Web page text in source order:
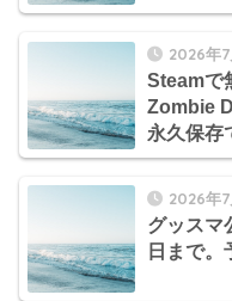
2026年7
Steamで
Zombie
永久保存
2026年7
グッスマ
日まで。